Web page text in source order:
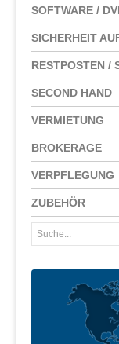
SOFTWARE /
SICHERHEIT
RESTPOSTEN /
SECOND HAND
VERMIETUNG
BROKERAGE
VERPFLEGUNG
ZUBEHÖR